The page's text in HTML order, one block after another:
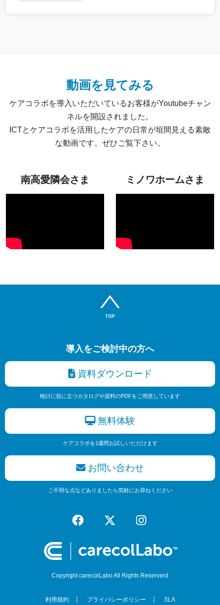
動画を見てみる
ケアコラボを導入いただいているお客様がYoutubeチャン
ネルを開設されました。
ICTとケアコラボを活用したケアの日常が垣間見える素敵
な動画です。ぜひご覧下さい。
南高愛隣会さま ミノワホームさま
導入をご検討中の方へ
資料ダウンロード
検討に役に立つカタログや資料のPDFをご用意しています
無料体験
ケアコラボを1週間お試しいただけます
お問い合わせ
ご不明な点などありましたら気軽にお尋ねください
Copyright carecolLabo All Rights Reserverd
利用規約 プライバシーポリシー SLA